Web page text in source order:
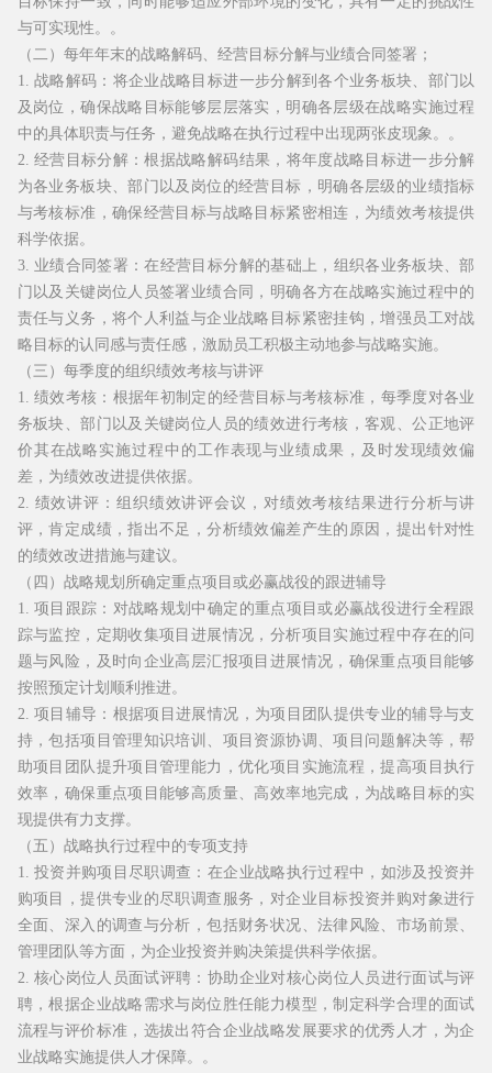
与可实现性。。
（二）每年年末的战略解码、经营目标分解与业绩合同签署；
1. 战略解码：将企业战略目标进一步分解到各个业务板块、部门以
及岗位，确保战略目标能够层层落实，明确各层级在战略实施过程
中的具体职责与任务，避免战略在执行过程中出现两张皮现象。。
2. 经营目标分解：根据战略解码结果，将年度战略目标进一步分解
为各业务板块、部门以及岗位的经营目标，明确各层级的业绩指标
与考核标准，确保经营目标与战略目标紧密相连，为绩效考核提供
科学依据。
3. 业绩合同签署：在经营目标分解的基础上，组织各业务板块、部
门以及关键岗位人员签署业绩合同，明确各方在战略实施过程中的
责任与义务，将个人利益与企业战略目标紧密挂钩，增强员工对战
略目标的认同感与责任感，激励员工积极主动地参与战略实施。
（三）每季度的组织绩效考核与讲评
1. 绩效考核：根据年初制定的经营目标与考核标准，每季度对各业
务板块、部门以及关键岗位人员的绩效进行考核，客观、公正地评
价其在战略实施过程中的工作表现与业绩成果，及时发现绩效偏
差，为绩效改进提供依据。
2. 绩效讲评：组织绩效讲评会议，对绩效考核结果进行分析与讲
评，肯定成绩，指出不足，分析绩效偏差产生的原因，提出针对性
的绩效改进措施与建议。
（四）战略规划所确定重点项目或必赢战役的跟进辅导
1. 项目跟踪：对战略规划中确定的重点项目或必赢战役进行全程跟
踪与监控，定期收集项目进展情况，分析项目实施过程中存在的问
题与风险，及时向企业高层汇报项目进展情况，确保重点项目能够
按照预定计划顺利推进。
2. 项目辅导：根据项目进展情况，为项目团队提供专业的辅导与支
持，包括项目管理知识培训、项目资源协调、项目问题解决等，帮
助项目团队提升项目管理能力，优化项目实施流程，提高项目执行
效率，确保重点项目能够高质量、高效率地完成，为战略目标的实
现提供有力支撑。
（五）战略执行过程中的专项支持
1. 投资并购项目尽职调查：在企业战略执行过程中，如涉及投资并
购项目，提供专业的尽职调查服务，对企业目标投资并购对象进行
全面、深入的调查与分析，包括财务状况、法律风险、市场前景、
管理团队等方面，为企业投资并购决策提供科学依据。
2. 核心岗位人员面试评聘：协助企业对核心岗位人员进行面试与评
聘，根据企业战略需求与岗位胜任能力模型，制定科学合理的面试
流程与评价标准，选拔出符合企业战略发展要求的优秀人才，为企
业战略实施提供人才保障。。